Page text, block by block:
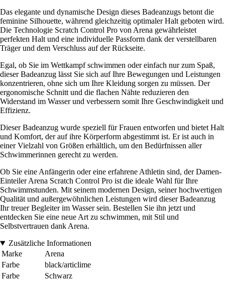
Das elegante und dynamische Design dieses Badeanzugs betont die
feminine Silhouette, während gleichzeitig optimaler Halt geboten wird.
Die Technologie Scratch Control Pro von Arena gewährleistet
perfekten Halt und eine individuelle Passform dank der verstellbaren
Träger und dem Verschluss auf der Rückseite.
Egal, ob Sie im Wettkampf schwimmen oder einfach nur zum Spaß,
dieser Badeanzug lässt Sie sich auf Ihre Bewegungen und Leistungen
konzentrieren, ohne sich um Ihre Kleidung sorgen zu müssen. Der
ergonomische Schnitt und die flachen Nähte reduzieren den
Widerstand im Wasser und verbessern somit Ihre Geschwindigkeit und
Effizienz.
Dieser Badeanzug wurde speziell für Frauen entworfen und bietet Halt
und Komfort, der auf ihre Körperform abgestimmt ist. Er ist auch in
einer Vielzahl von Größen erhältlich, um den Bedürfnissen aller
Schwimmerinnen gerecht zu werden.
Ob Sie eine Anfängerin oder eine erfahrene Athletin sind, der Damen-
Einteiler Arena Scratch Control Pro ist die ideale Wahl für Ihre
Schwimmstunden. Mit seinem modernen Design, seiner hochwertigen
Qualität und außergewöhnlichen Leistungen wird dieser Badeanzug
Ihr treuer Begleiter im Wasser sein. Bestellen Sie ihn jetzt und
entdecken Sie eine neue Art zu schwimmen, mit Stil und
Selbstvertrauen dank Arena.
Zusätzliche Informationen
Marke
Arena
Farbe
black/articlime
Farbe
Schwarz